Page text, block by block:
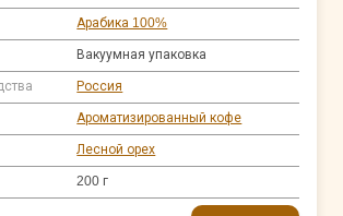
Арабика 100%
Вакуумная упаковка
Россия
Ароматизированный кофе
Лесной орех
200 г